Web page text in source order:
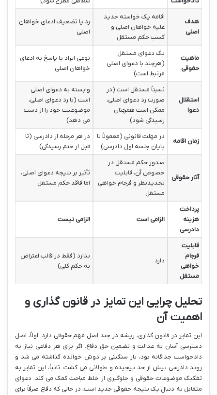
هدف
اصلی
اقامه یک خواسته جدید
علیه خواهان اصلی و
کسب حکم مستقل
رد یا تضعیف ادعای خواهان
اصلی
ماهیت
حقوقی
یک دعوای مستقل
(هرچند با دعوای اصلی
مرتبط است)
نوعی ایراد یا پاسخ به ادعای
خواهان اصلی
استقلال
دعوا
نسبتاً مستقل است (در
صورت رد دعوای اصلی،
ممکن است همچنان
رسیدگی شود)
وابسته به دعوای اصلی
است (با رد دعوای اصلی،
موضوعیت خود را از دست
می دهد)
زمان اقامه
در مهلت قانونی (معمولاً تا
پایان جلسه اول دادرسی)
در هر مرحله از دادرسی (تا
قبل از ختم رسیدگی)
آثار حقوقی
صدور حکم مستقل در
خصوص آن، قابلیت
تجدیدنظر و فرجام خواهی
مستقل
تأثیر بر نتیجه دعوای اصلی،
اما فاقد حکم مستقل
پرداخت
هزینه
دادرسی
الزامی است الزامی نیست
قابلیت
فرجام
خواهی
مستقل
دارد
ندارد (فقط در قالب اعتراض
به حکم کلی)
تحلیل چرایی این تمایز در قانون گذاری و
اهمیت آن
این تمایز در قانون گذاری، ریشه در چند اصل مهم حقوقی دارد. اولاً، اصل
دسترسی آسان به عدالت و تضمین حق دفاع. اگر برای هر دفاعی نیاز به
دادخواست جداگانه بود، بار سنگینی بر دوش خوانده گذاشته می شد و
روند دادرسی بیش از حد پیچیده و طولانی می گشت. ثانیاً، این تمایز به
تفکیک موضوعات حقوقی و جلوگیری از خلط مباحث کمک می کند. دعوای
متقابل به دنبال یک نتیجه حقوقی جدید است، در حالی که دفاع صرفاً برای